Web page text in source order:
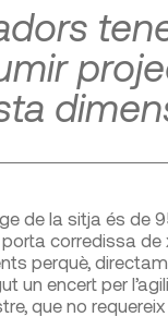
de la sitja és de
corredissa
perquè,
un encert per
que no